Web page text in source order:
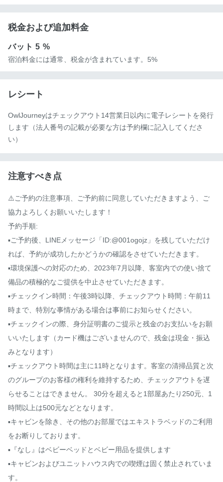
税金および追加料金
バット5 %
宿泊料金には通常、税金が含まれています。5%
レシート
OwlJourneyはチェックアウト14営業日以内に電子レシートを発行
します（法人番号の記載が必要な方は予約欄に記入してくださ
い）
注意すべき点
⚠️ご予約の注意事項、ご予約前に同意していただきますよう、ご
協力よろしくお願いいたします！
予約手順:
▪️ご予約後、LINEメッセージ「ID:@001ogojz」を残していただけ
れば、予約が成功したかどうかの確認をさせていただきます。
▪️環境保護への対応のため、2023年7月以降、客室内での使い捨て
備品の積極的なご提供を中止させていただきます。
▪️チェックイン時間：午後3時以降、チェックアウト時間：午前11
時まで、特別な事情がある場合は事前にお知らせください。
▪️チェックインの際、身分証明書のご提示と残金のお支払いをお願
いいたします（カード機はございませんので、残金は現金・振込
みとなります）
▪️チェックアウト時間は主に11時となります。客室の清掃品質と次
のグループのお客様の権利を維持するため、チェックアウトを遅
らせることはできません。 30分を超えると1部屋あたり250元、1
時間以上は500元などとなります。
▪️キャビンを除き、その他のお部屋ではエキストラベッドのご利用
をお断りしております。
▪️『なし』はベビーベッドとベビー用品を提供します
▪️キャビンおよびユニットハウス内での喫煙は固く禁止されていま
す。